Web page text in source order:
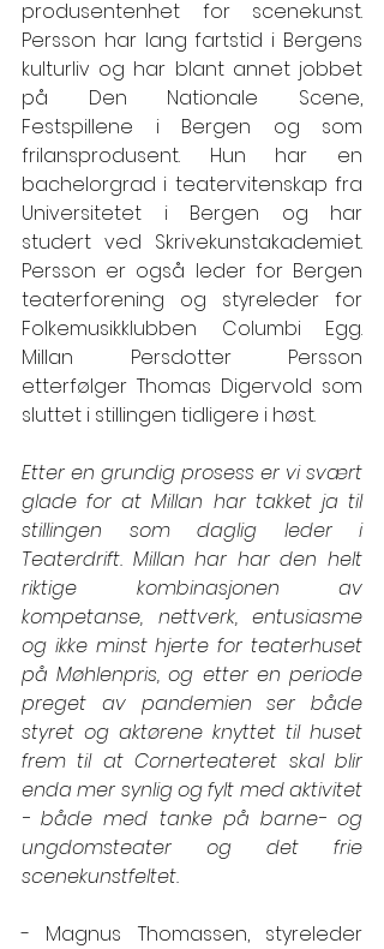
produsentenhet for scenekunst.
Persson har lang fartstid i Bergens
kulturliv og har blant annet jobbet
på Den Nationale Scene,
Festspillene i Bergen og som
frilansprodusent. Hun har en
bachelorgrad i teatervitenskap fra
Universitetet i Bergen og har
studert ved Skrivekunstakademiet.
Persson er også leder for Bergen
teaterforening og styreleder for
Folkemusikklubben Columbi Egg.
Millan Persdotter Persson
etterfølger Thomas Digervold som
sluttet i stillingen tidligere i høst.
Etter en grundig prosess er vi svært
glade for at Millan har takket ja til
stillingen som daglig leder i
Teaterdrift. Millan har har den helt
riktige kombinasjonen av
kompetanse, nettverk, entusiasme
og ikke minst hjerte for teaterhuset
på Møhlenpris, og etter en periode
preget av pandemien ser både
styret og aktørene knyttet til huset
frem til at Cornerteateret skal blir
enda mer synlig og fylt med aktivitet
- både med tanke på barne- og
ungdomsteater og det frie
scenekunstfeltet.
- Magnus Thomassen, styreleder